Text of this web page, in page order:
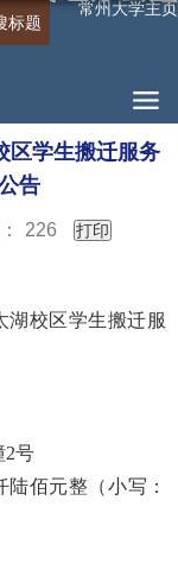
常州大学主页
区学生搬迁服务
告
226 打印
湖校区学生搬迁服
2号
陆佰元整（小写：